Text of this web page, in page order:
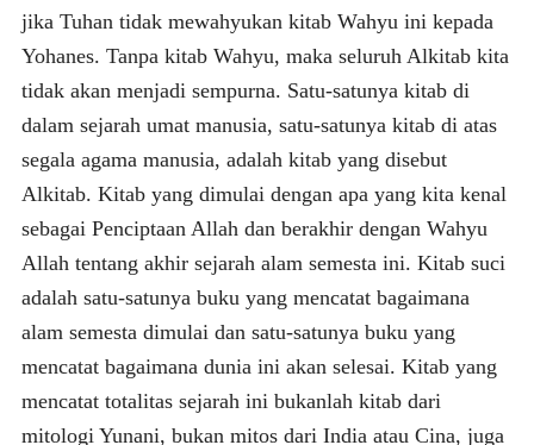
jika Tuhan tidak mewahyukan kitab Wahyu ini kepada
Yohanes. Tanpa kitab Wahyu, maka seluruh Alkitab kita
tidak akan menjadi sempurna. Satu-satunya kitab di
dalam sejarah umat manusia, satu-satunya kitab di atas
segala agama manusia, adalah kitab yang disebut
Alkitab. Kitab yang dimulai dengan apa yang kita kenal
sebagai Penciptaan Allah dan berakhir dengan Wahyu
Allah tentang akhir sejarah alam semesta ini. Kitab suci
adalah satu-satunya buku yang mencatat bagaimana
alam semesta dimulai dan satu-satunya buku yang
mencatat bagaimana dunia ini akan selesai. Kitab yang
mencatat totalitas sejarah ini bukanlah kitab dari
mitologi Yunani, bukan mitos dari India atau Cina, juga